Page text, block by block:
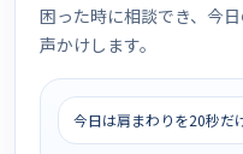
困った時に相談でき、今
声かけします。
今日は肩まわりを20秒だ